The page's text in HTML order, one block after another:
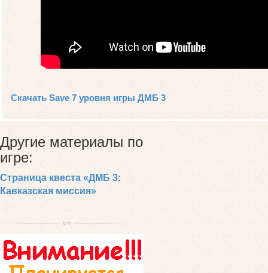
Скачать Save 7 уровня игры ДМБ 3
Другие материалы по
игре:
Страница квеста «ДМБ 3:
Кавказская миссия»